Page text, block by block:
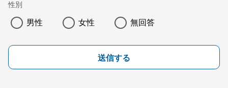
性別
男性 女性 無回答
送信する